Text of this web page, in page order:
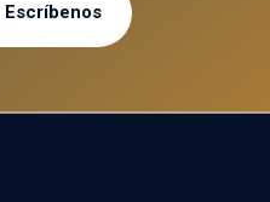
Escríbenos